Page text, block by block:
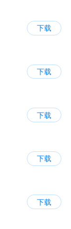
下载
下载
下载
下载
下载